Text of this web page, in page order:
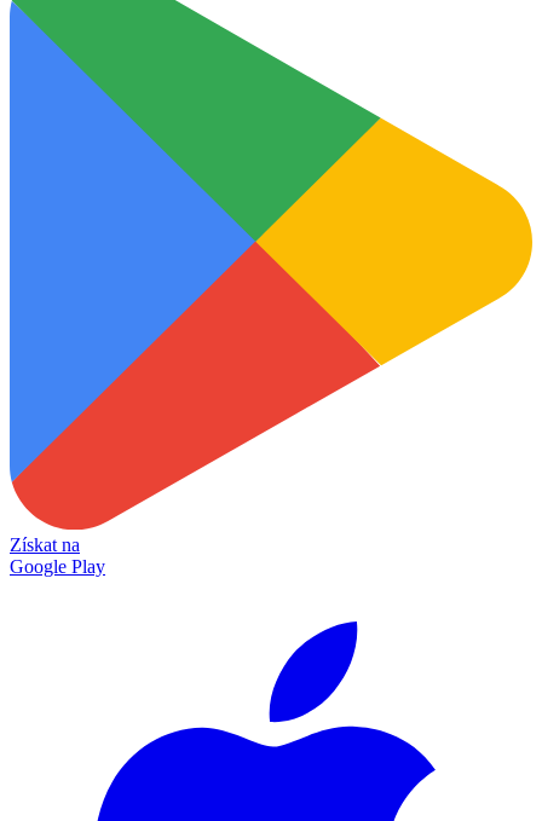
Získat na
Google Play